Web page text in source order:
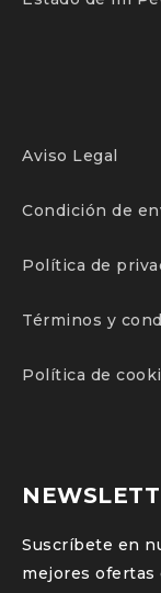
Aviso Legal
Condición de
Política de
Términos y
Política de
Suscríbete en
mejores